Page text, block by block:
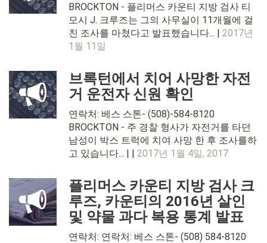
BROCKTON - 플리머스 카운티 지방 검사 티
모시 J. 크루즈는 그의 사무실이 11개월에 걸
친 조사를 마쳤다고 발표했습니다... | 2017년
1월 11일
브록턴에서 치어 사망한 자전
거 운전자 신원 확인
연락처: 베스 스톤- (508)-584-8120
BROCKTON - 주 경찰 형사가 자전거를 타던
남성이 박스 트럭에 치여 사망 한 후 조사를하
고 있습니다... | | 2017년 1월 4일, 2017
플리머스 카운티 지방 검사 크
루즈, 카운티의 2016년 살인
및 약물 과다 복용 통계 발표
연락처: 연락처: 베스 스톤- (508) 584-8120